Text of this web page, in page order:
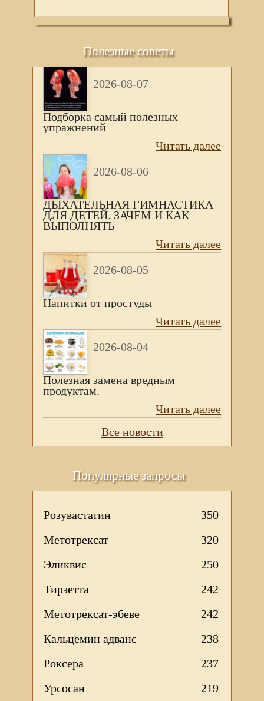
Полезные советы
2026-08-07
Подборка самый полезных
упражнений
Читать далее
2026-08-06
ДЫХАТЕЛЬНАЯ ГИМНАСТИКА
ДЛЯ ДЕТЕЙ. ЗАЧЕМ И КАК
ВЫПОЛНЯТЬ
Читать далее
2026-08-05
Напитки от простуды
Читать далее
2026-08-04
Полезная замена вредным
продуктам.
Читать далее
Все новости
Популярные запросы
Розувастатин
350
Метотрексат
320
Эликвис
250
Тирзетта
242
Метотрексат-эбеве
242
Кальцемин адванс
238
Роксера
237
Урсосан
219